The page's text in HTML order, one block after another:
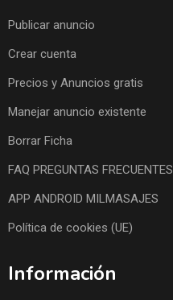
Publicar anuncio
Crear cuenta
Precios y Anuncios gratis
Manejar anuncio existente
Borrar Ficha
FAQ PREGUNTAS FRECUENTES
APP ANDROID MILMASAJES
Política de cookies (UE)
Información